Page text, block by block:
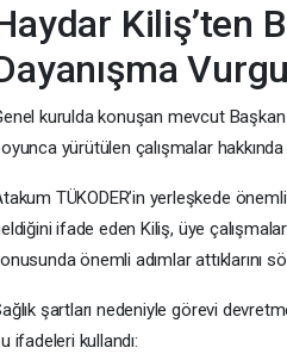
Kiliş’ten
kurulda konuşan mevcut
yürütülen çalışmalar
TÜKODER’in yerleşkede
ifade eden Kiliş, üye
önemli adımlar attıklarını
şartları nedeniyle görevi
ifadeleri kullandı: